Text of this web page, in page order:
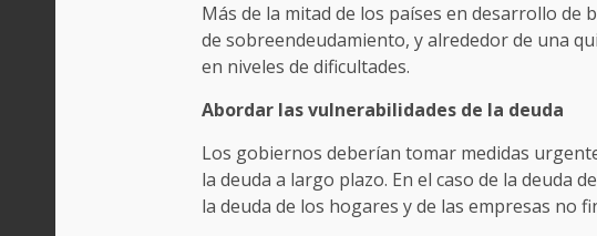
Más de la mitad de los países en desarrollo
de sobreendeudamiento, y alrededor de una
en niveles de dificultades.
Abordar las vulnerabilidades de la deuda
Los gobiernos deberían tomar medidas
la deuda a largo plazo. En el caso de la deuda
la deuda de los hogares y de las empresas no